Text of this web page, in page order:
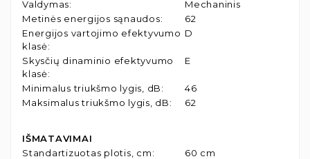
Valdymas:
Mechaninis
Metinės energijos sąnaudos:
62
Energijos vartojimo efektyvumo
klasė:
D
Skysčių dinaminio efektyvumo
klasė:
E
Minimalus triukšmo lygis, dB:
46
Maksimalus triukšmo lygis, dB: 62
IŠMATAVIMAI
Standartizuotas plotis, cm:
60 cm